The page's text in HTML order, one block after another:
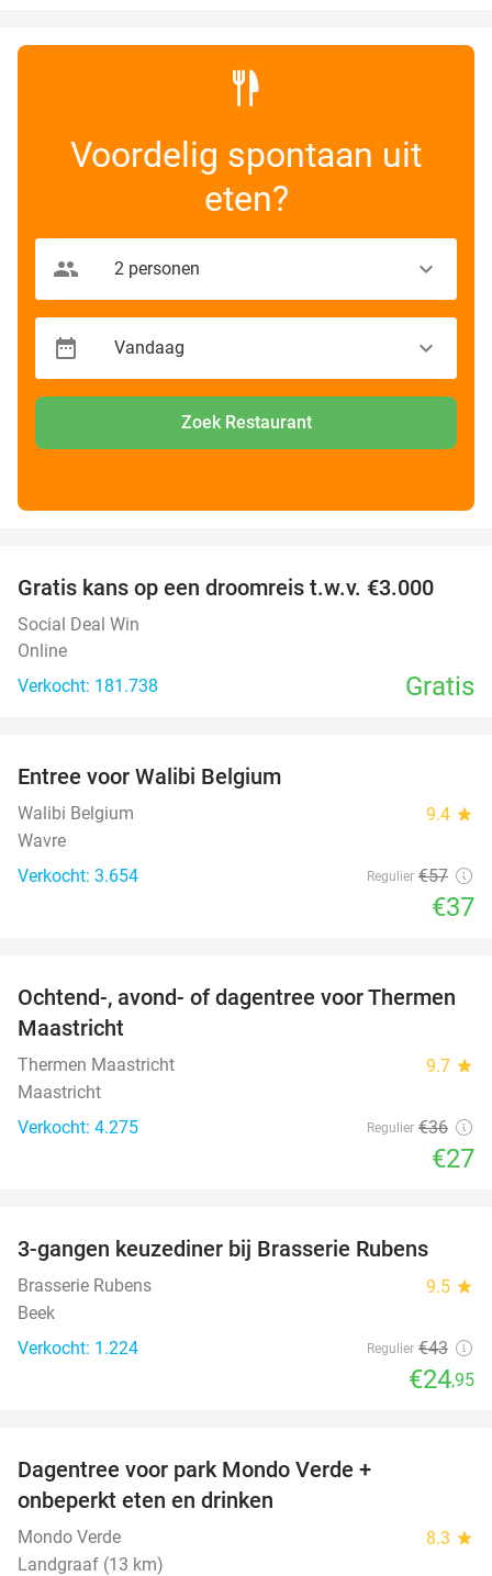
Voordelig spontaan uit
eten?
Zoek Restaurant
Gratis kans op een droomreis t.w.v. €3.000
Social Deal Win
Online
Verkocht: 181.738
Gratis
Entree voor Walibi Belgium
Walibi Belgium 9.4 star
Wavre
Verkocht: 3.654
Regulier €57
€37
25%
Ochtend-, avond- of dagentree voor Thermen
Maastricht
Thermen Maastricht 9.7 star
Maastricht
Verkocht: 4.275
Regulier €36
€27
42%
3-gangen keuzediner bij Brasserie Rubens
Brasserie Rubens 9.5 star
Beek
Verkocht: 1.224
Regulier €43
€24,95
Dagentree voor park Mondo Verde +
onbeperkt eten en drinken
Mondo Verde 8.3 star
Landgraaf (13 km)